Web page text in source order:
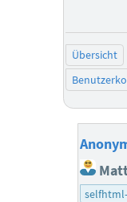
Übersicht